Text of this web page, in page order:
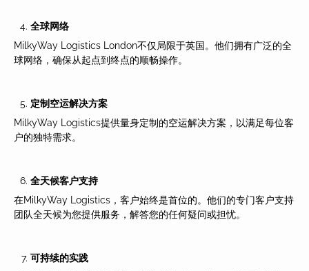
全球网络
MilkyWay Logistics London不仅局限于英国。他们拥有广泛的全
球网络，确保从起点到终点的顺畅操作。
定制空运解决方案
MilkyWay Logistics提供量身定制的空运解决方案，以满足每位客
户的独特需求。
全天候客户支持
在MilkyWay Logistics，客户始终是首位的。他们的专门客户支持
团队全天候为您提供服务，解答您的任何疑问或担忧。
可持续的实践